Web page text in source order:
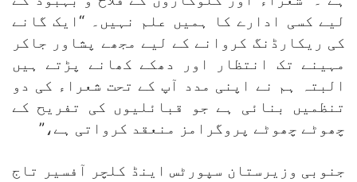
لیے کسی ادارے کا ہمیں علم نہیں۔ “ایک گانے
کی ریکارڈنگ کروانے کے لیے مجھے پشاور جاکر
مہینے تک انتظار اور دھکے کھانے پڑتے ہیں
البتہ ہم نے اپنی مدد آپ کے تحت شعراء کی دو
تنظمیں بنائی ہے جو قبائلیوں کی تفریح کے
چھوٹے چھوٹے پروگرامز منعقد کرواتی ہے،”
جنوبی وزیرستان سپورٹس اینڈ کلچر آفسیر تاج